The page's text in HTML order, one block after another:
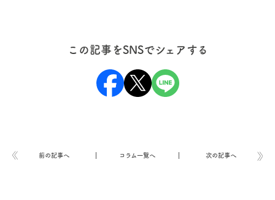
この記事をSNSでシェアする
前の記事へ コラム一覧へ 次の記事へ